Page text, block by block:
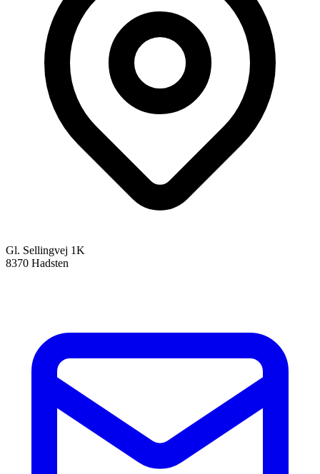
Gl. Sellingvej 1K
8370 Hadsten